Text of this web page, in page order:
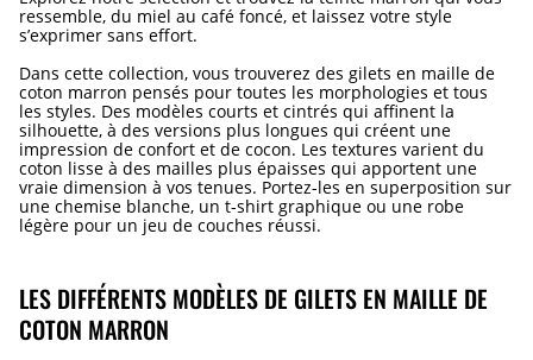
ressemble, du miel au café foncé, et laissez votre style
s’exprimer sans effort.
Dans cette collection, vous trouverez des gilets en maille de
coton marron pensés pour toutes les morphologies et tous
les styles. Des modèles courts et cintrés qui affinent la
silhouette, à des versions plus longues qui créent une
impression de confort et de cocon. Les textures varient du
coton lisse à des mailles plus épaisses qui apportent une
vraie dimension à vos tenues. Portez-les en superposition sur
une chemise blanche, un t-shirt graphique ou une robe
légère pour un jeu de couches réussi.
LES DIFFÉRENTS MODÈLES DE GILETS EN MAILLE DE
COTON MARRON